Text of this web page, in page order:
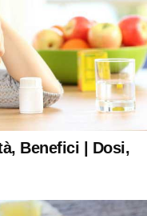
Benefici | Dosi,